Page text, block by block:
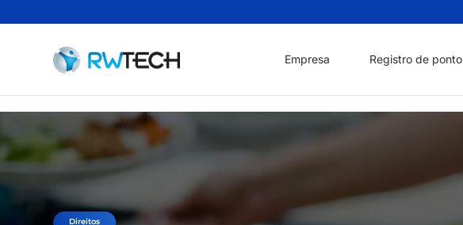
Empresa Registro de ponto
Direitos